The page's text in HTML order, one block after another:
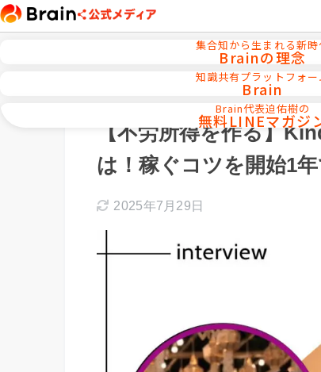
集合知から生まれる新時
Brainの理念
知識共有プラットフォー
Brain
Brain代表迫佑樹の
無料LINEマガジ
【不労所得を作る】
は！稼ぐコツを開始1
2025年7月29日